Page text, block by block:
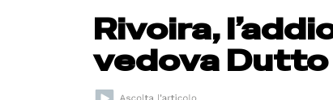
Rivoira,
vedova Dutto